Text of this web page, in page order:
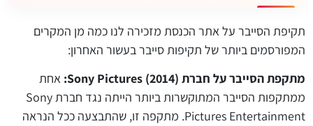
תקיפת הסייבר על אתר הכנסת מזכירה לנו כמה מן המקרים
המפורסמים ביותר של תקיפות סייבר בעשור האחרון:
מתקפת הסייבר על חברת
Sony Pictures (2014):
אחת
ממתקפות הסייבר המתוקשרות ביותר הייתה נגד חברת Sony
Pictures Entertainment. מתקפה זו, שהתבצעה ככל הנראה